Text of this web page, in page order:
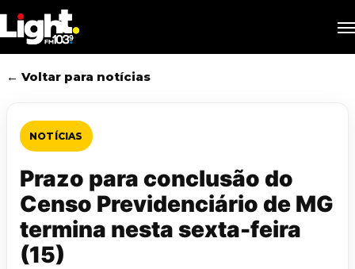
to
main
content
← Voltar para notícias
NOTÍCIAS
Prazo para conclusão do
Censo Previdenciário de MG
termina nesta sexta-feira
(15)